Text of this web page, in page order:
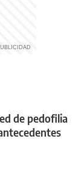
de pedofilia